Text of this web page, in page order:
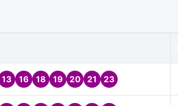
13 16 18 19 20 21 23